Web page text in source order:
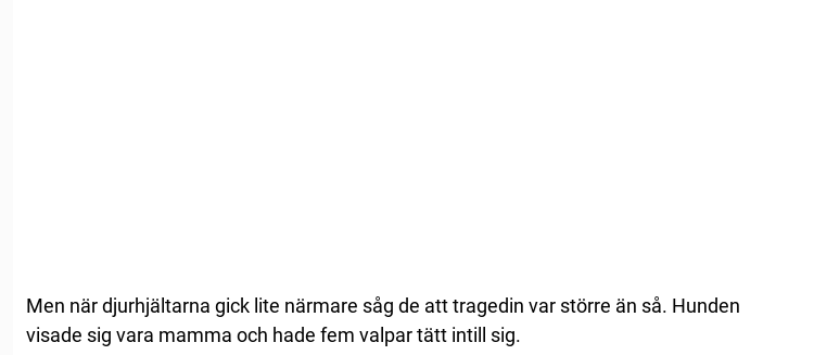
Men när djurhjältarna gick lite närmare såg de att tragedin var större än så. Hunden
visade sig vara mamma och hade fem valpar tätt intill sig.